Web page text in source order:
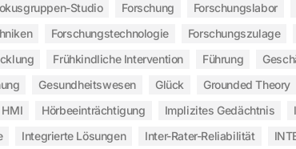
Studio Forschung Forschungslabor
Forschungstechnologie Forschungszulage
Frühkindliche Intervention Führung
Gesundheitswesen Glück Grounded Theory
HMI Hörbeeinträchtigung Implizites Gedächtnis
Integrierte Lösungen Inter-Rater-Reliabilität